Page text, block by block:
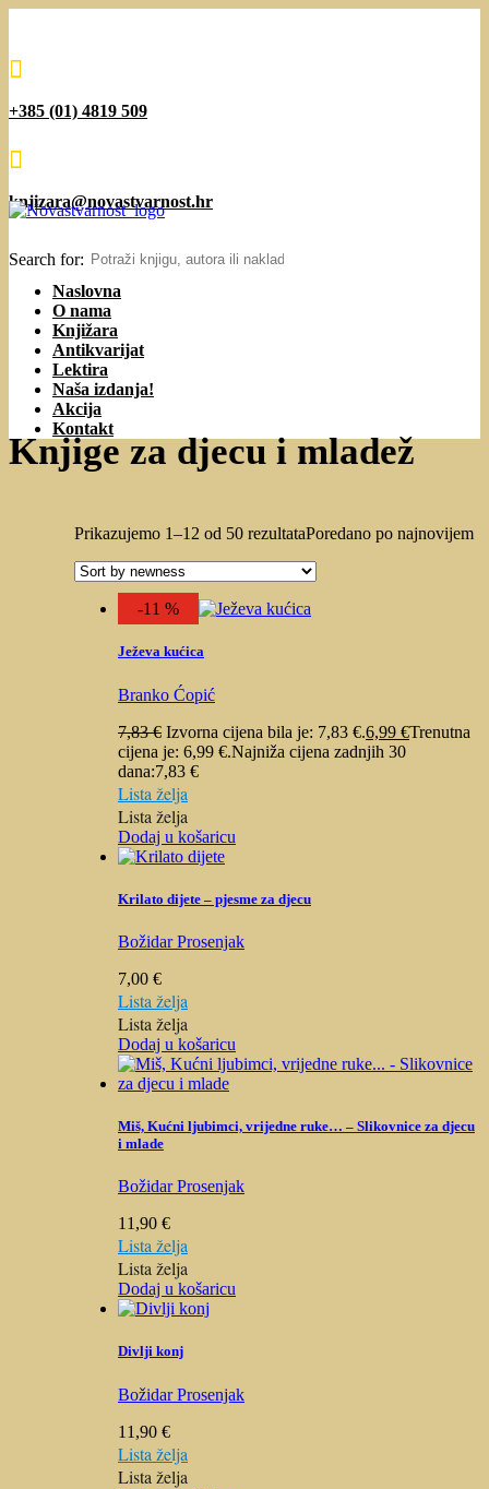

+385 (01) 4819 509

knjizara@novastvarnost.hr
Search for:
Naslovna
O nama
Knjižara
Antikvarijat
Lektira
Naša izdanja!
Akcija
Kontakt
Knjige za djecu i mladež
Prikazujemo 1–12 od 50 rezultataPoredano po najnovijem
-11 %
Ježeva kućica
Branko Ćopić
7,83€ Izvorna cijena bila je: 7,83 €.6,99 €Trenutna
cijena je: 6,99 €.Najniža cijena zadnjih 30
dana:7,83 €
Lista želja
Lista želja
Dodaj u košaricu
Krilato dijete – pjesme za djecu
Božidar Prosenjak
7,00 €
Lista želja
Lista želja
Dodaj u košaricu
Miš, Kućni ljubimci, vrijedne ruke… – Slikovnice za djecu
i mlade
Božidar Prosenjak
11,90 €
Lista želja
Lista želja
Dodaj u košaricu
Divlji konj
Božidar Prosenjak
11,90 €
Lista želja
Lista želja